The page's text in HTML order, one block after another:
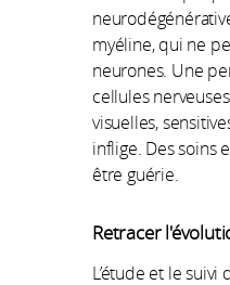
myéline, qui ne
neurones. Une
cellules
visuelles,
inflige. Des soins
être guérie.
Retracer
L’étude et le